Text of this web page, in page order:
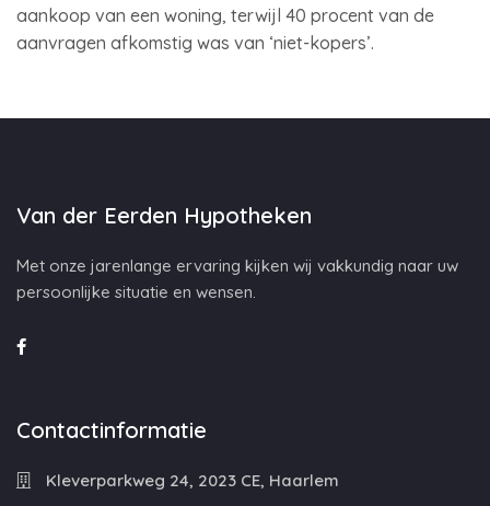
aankoop van een woning, terwijl 40 procent van de
aanvragen afkomstig was van ‘niet-kopers’.
Van der Eerden Hypotheken
Met onze jarenlange ervaring kijken wij vakkundig naar uw
persoonlijke situatie en wensen.
Contactinformatie
Kleverparkweg 24, 2023 CE, Haarlem